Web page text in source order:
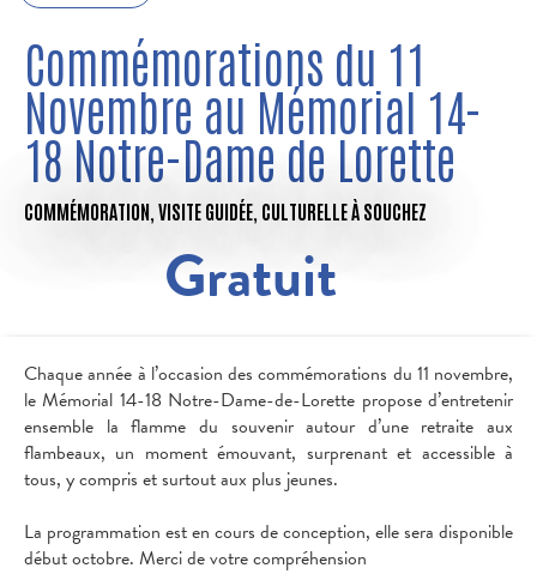
Commémorations du 11
Novembre au Mémorial 14-
18 Notre-Dame de Lorette
COMMÉMORATION, VISITE GUIDÉE, CULTURELLEÀ SOUCHEZ
Gratuit
Chaque année à l’occasion des commémorations du 11 novembre,
le Mémorial 14-18 Notre-Dame-de-Lorette propose d’entretenir
ensemble la flamme du souvenir autour d’une retraite aux
flambeaux, un moment émouvant, surprenant et accessible à
tous, y compris et surtout aux plus jeunes.
La programmation est en cours de conception, elle sera disponible
début octobre. Merci de votre compréhension